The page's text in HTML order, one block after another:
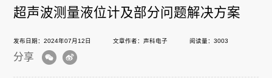
行业应用
下载中心
超声波测量液位计及部分问题解决方案
发布日期：2024年07月12日 文章作者：声科电子 阅读量：3003
分享